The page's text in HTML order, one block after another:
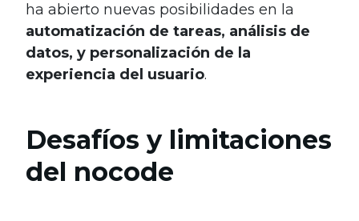
ha abierto nuevas posibilidades en la
automatización de tareas, análisis de
datos, y personalización de la
experiencia del usuario.
Desafíos y limitaciones
del nocode